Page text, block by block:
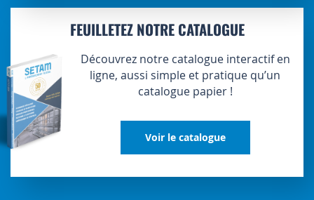
FEUILLETEZ NOTRE CATALOGUE
Découvrez notre catalogue interactif en
ligne, aussi simple et pratique qu’un
catalogue papier !
Voir le catalogue